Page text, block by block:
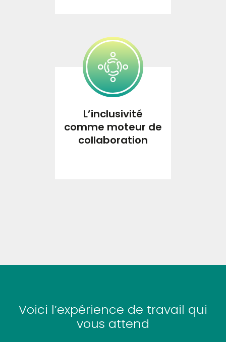
L’inclusivité
comme moteur de
collaboration
Voici l’expérience de travail qui
vous attend